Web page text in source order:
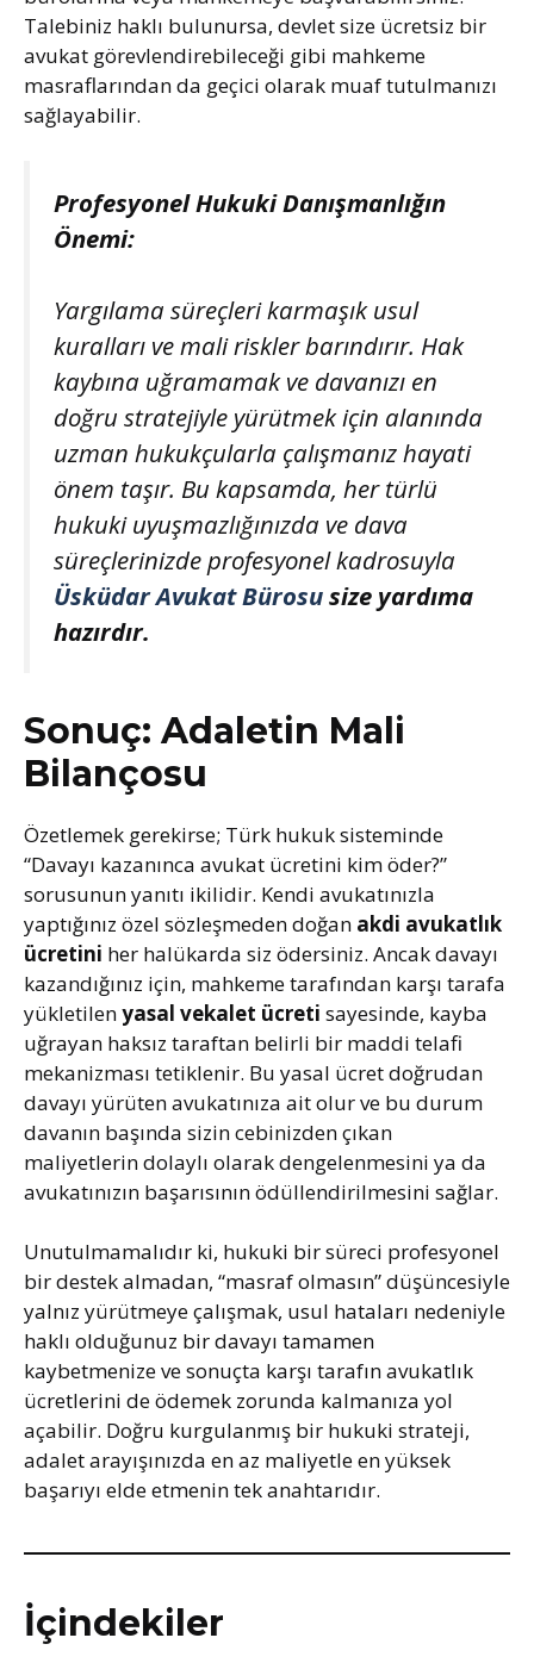
Talebiniz haklı bulunursa, devlet size ücretsiz bir
avukat görevlendirebileceği gibi mahkeme
masraflarından da geçici olarak muaf tutulmanızı
sağlayabilir.
Profesyonel Hukuki Danışmanlığın
Önemi:
Yargılama süreçleri karmaşık usul
kuralları ve mali riskler barındırır. Hak
kaybına uğramamak ve davanızı en
doğru stratejiyle yürütmek için alanında
uzman hukukçularla çalışmanız hayati
önem taşır. Bu kapsamda, her türlü
hukuki uyuşmazlığınızda ve dava
süreçlerinizde profesyonel kadrosuyla
Üsküdar Avukat Bürosusize yardıma
hazırdır.
Sonuç: Adaletin Mali
Bilançosu
Özetlemek gerekirse; Türk hukuk sisteminde
“Davayı kazanınca avukat ücretini kim öder?”
sorusunun yanıtı ikilidir. Kendi avukatınızla
yaptığınız özel sözleşmeden doğan akdi avukatlık
ücretini her halükarda siz ödersiniz. Ancak davayı
kazandığınız için, mahkeme tarafından karşı tarafa
yükletilenyasal vekalet ücreti sayesinde, kayba
uğrayan haksız taraftan belirli bir maddi telafi
mekanizması tetiklenir. Bu yasal ücret doğrudan
davayı yürüten avukatınıza ait olur ve bu durum
davanın başında sizin cebinizden çıkan
maliyetlerin dolaylı olarak dengelenmesini ya da
avukatınızın başarısının ödüllendirilmesini sağlar.
Unutulmamalıdır ki, hukuki bir süreci profesyonel
bir destek almadan, “masraf olmasın” düşüncesiyle
yalnız yürütmeye çalışmak, usul hataları nedeniyle
haklı olduğunuz bir davayı tamamen
kaybetmenize ve sonuçta karşı tarafın avukatlık
ücretlerini de ödemek zorunda kalmanıza yol
açabilir. Doğru kurgulanmış bir hukuki strateji,
adalet arayışınızda en az maliyetle en yüksek
başarıyı elde etmenin tek anahtarıdır.
İçindekiler